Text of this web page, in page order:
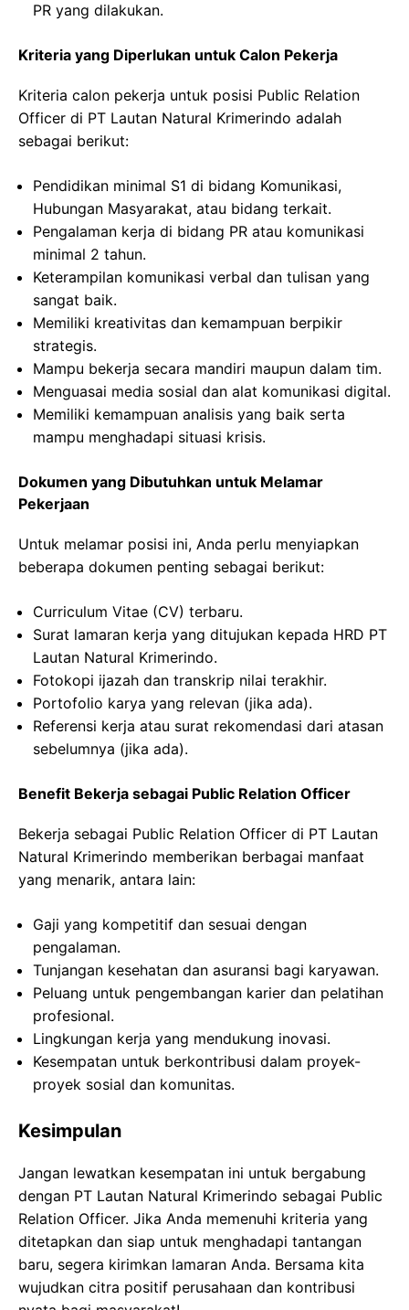
PR yang dilakukan.
Kriteria yang Diperlukan untuk Calon Pekerja
Kriteria calon pekerja untuk posisi Public Relation
Officer di PT Lautan Natural Krimerindo adalah
sebagai berikut:
Pendidikan minimal S1 di bidang Komunikasi,
Hubungan Masyarakat, atau bidang terkait.
Pengalaman kerja di bidang PR atau komunikasi
minimal 2 tahun.
Keterampilan komunikasi verbal dan tulisan yang
sangat baik.
Memiliki kreativitas dan kemampuan berpikir
strategis.
Mampu bekerja secara mandiri maupun dalam tim.
Menguasai media sosial dan alat komunikasi digital.
Memiliki kemampuan analisis yang baik serta
mampu menghadapi situasi krisis.
Dokumen yang Dibutuhkan untuk Melamar
Pekerjaan
Untuk melamar posisi ini, Anda perlu menyiapkan
beberapa dokumen penting sebagai berikut:
Curriculum Vitae (CV) terbaru.
Surat lamaran kerja yang ditujukan kepada HRD PT
Lautan Natural Krimerindo.
Fotokopi ijazah dan transkrip nilai terakhir.
Portofolio karya yang relevan (jika ada).
Referensi kerja atau surat rekomendasi dari atasan
sebelumnya (jika ada).
Benefit Bekerja sebagai Public Relation Officer
Bekerja sebagai Public Relation Officer di PT Lautan
Natural Krimerindo memberikan berbagai manfaat
yang menarik, antara lain:
Gaji yang kompetitif dan sesuai dengan
pengalaman.
Tunjangan kesehatan dan asuransi bagi karyawan.
Peluang untuk pengembangan karier dan pelatihan
profesional.
Lingkungan kerja yang mendukung inovasi.
Kesempatan untuk berkontribusi dalam proyek-
proyek sosial dan komunitas.
Kesimpulan
Jangan lewatkan kesempatan ini untuk bergabung
dengan PT Lautan Natural Krimerindo sebagai Public
Relation Officer. Jika Anda memenuhi kriteria yang
ditetapkan dan siap untuk menghadapi tantangan
baru, segera kirimkan lamaran Anda. Bersama kita
wujudkan citra positif perusahaan dan kontribusi